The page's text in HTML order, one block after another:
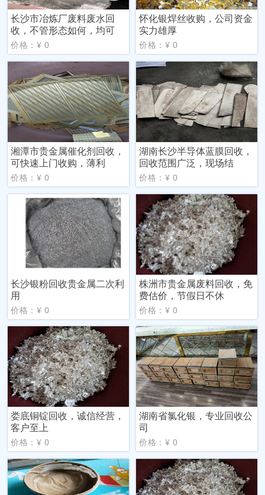
长沙市冶炼厂废料废水回
收，不管形态如何，均可
价格：¥ 0
怀化银焊丝收购，公司资金
实力雄厚
价格：¥ 0
湘潭市贵金属催化剂回收，
可快速上门收购，薄利
价格：¥ 0
湖南长沙半导体蓝膜回收，
回收范围广泛，现场结
价格：¥ 0
长沙银粉回收贵金属二次利
用
价格：¥ 0
株洲市贵金属废料回收，免
费估价，节假日不休
价格：¥ 0
娄底铜锭回收，诚信经营，
客户至上
价格：¥ 0
湖南省氯化银，专业回收公
司
价格：¥ 0